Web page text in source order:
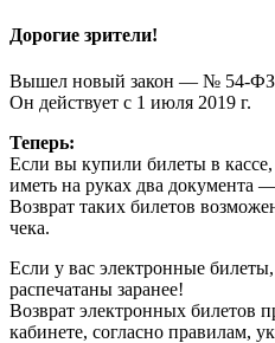
Дорогие зрители!
Вышел новый закон — № 54-ФЗ
Он действует с 1 июля 2019 г.
Теперь:
Если вы купили билеты в
иметь на руках два документа
Возврат таких билетов
чека.
Если у вас электронные
распечатаны заранее!
Возврат электронных билетов
кабинете, согласно правилам,